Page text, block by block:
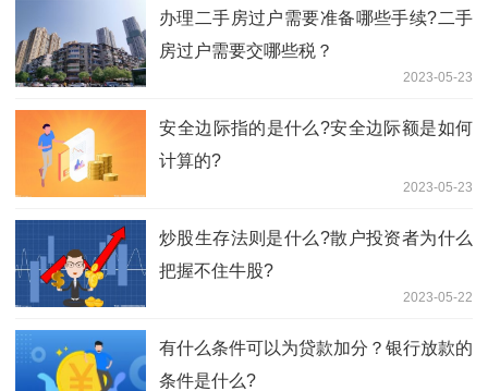
办理二手房过户需要准备哪些手续?二手
房过户需要交哪些税？
2023-05-23
​安全边际指的是什么?安全边际额是如何
计算的?
2023-05-23
炒股生存法则是什么?散户投资者为什么
把握不住牛股?
2023-05-22
有什么条件可以为贷款加分？银行放款的
条件是什么?